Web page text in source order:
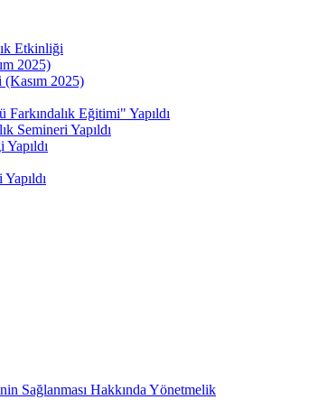
Etkinliği
2025)
2025)
Eğitimi" Yapıldı
Semineri Yapıldı
Sağlanması Hakkında Yönetmelik